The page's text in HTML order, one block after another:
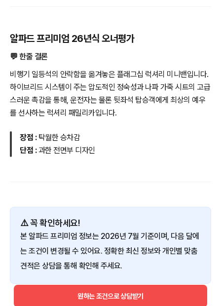
알파드 프리미엄 26년식 오너평가
💬 한줄 결론
비행기 일등석의 안락함을 옮겨놓은 플래그십 럭셔리 미니밴입니다.
하이브리드 시스템이 주는 압도적인 정숙성과 나파 가죽 시트의 고급
스러운 촉감을 통해, 운전자는 물론 뒷좌석 탑승객에게 최상의 예우
를 선사하는 럭셔리 패밀리카입니다.
장점 : 탁월한 승차감
단점 :과한 전면부 디자인
⚠️ 꼭 확인하세요!
본 알파드 프리미엄 정보는 2026년 7월 기준이며, 다음 달에
는 조건이 변경될 수 있어요. 정확한 최신 정보와 개인별 맞춤
견적은 상담을 통해 확인해 주세요.
원하는 조건으로 상담받기